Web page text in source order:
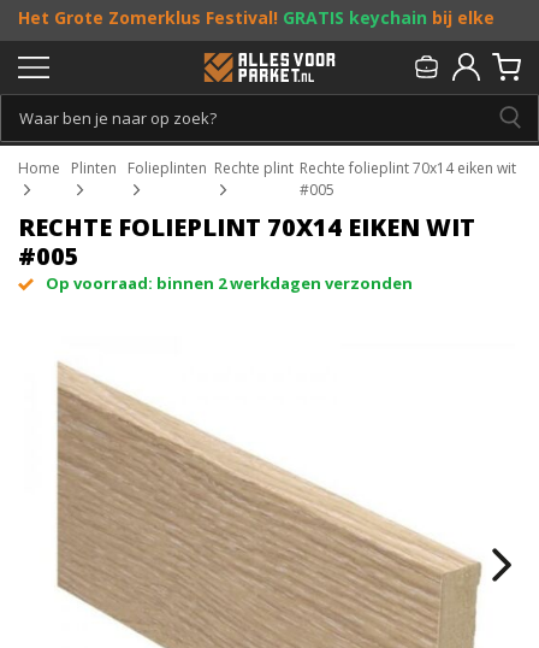
Het Grote Zomerklus Festival! GRATIS keychain bij elke
bestelling vanaf €25, entoffe acties! Doe je mee?
Persoonlijk & gratis advies:013 - 207 00 01
Home Plinten Folieplinten Rechte plint Rechte folieplint 70x14 eiken wit
#005
RECHTE FOLIEPLINT 70X14 EIKEN WIT
#005
Op voorraad: binnen 2 werkdagen verzonden